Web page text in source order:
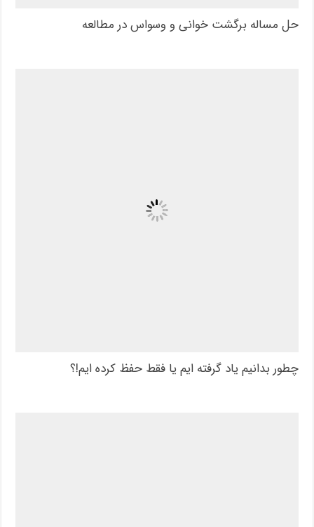
حل مساله برگشت خوانی و وسواس در مطالعه
چطور بدانیم یاد گرفته ایم یا فقط حفظ کرده ایم!؟